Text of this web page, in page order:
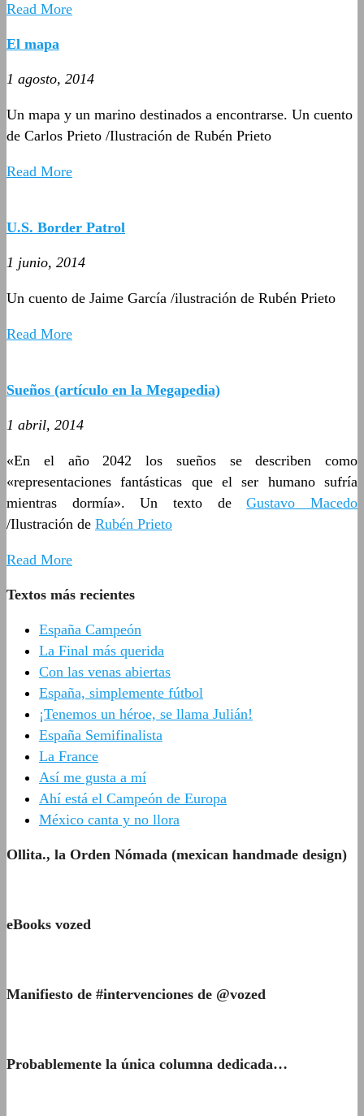
Read More
El mapa
1 agosto, 2014
Un mapa y un marino destinados a encontrarse. Un cuento
de Carlos Prieto /Ilustración de Rubén Prieto
Read More
U.S. Border Patrol
1 junio, 2014
Un cuento de Jaime García /ilustración de Rubén Prieto
Read More
Sueños (artículo en la Megapedia)
1 abril, 2014
«En el año 2042 los sueños se describen como
«representaciones fantásticas que el ser humano sufría
mientras dormía». Un texto deGustavo Macedo
/Ilustración de Rubén Prieto
Read More
Textos más recientes
España Campeón
La Final más querida
Con las venas abiertas
España, simplemente fútbol
¡Tenemos un héroe, se llama Julián!
España Semifinalista
La France
Así me gusta a mí
Ahí está el Campeón de Europa
México canta y no llora
Ollita., la Orden Nómada (mexican handmade design)
eBooks vozed
Manifiesto de #intervenciones de @vozed
Probablemente la única columna dedicada…